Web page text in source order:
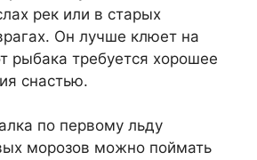
рек или в старых
Он лучше клюет на
рыбака требуется хорошее
снастью.
морозов можно поймать